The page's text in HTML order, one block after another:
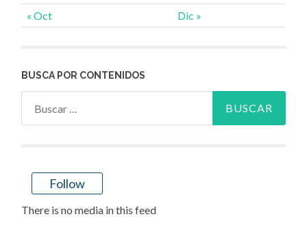
« Oct Dic »
BUSCA POR CONTENIDOS
Follow
There is no media in this feed